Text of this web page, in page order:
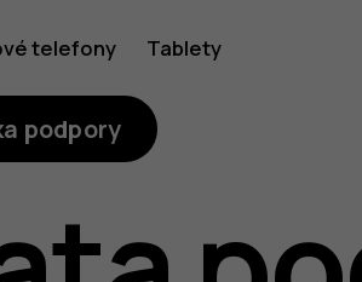
telefony Tablety
podpory